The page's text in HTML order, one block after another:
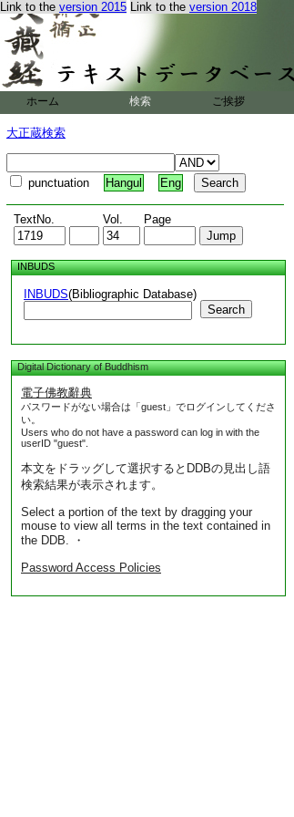
Link to the version 2015 Link to the version 2018
ホーム 検索 ご挨拶
大正蔵検索
punctuation Hangul Eng
TextNo. Vol. Page
INBUDS
INBUDS(Bibliographic Database)
Search
Digital Dictionary of Buddhism
電子佛教辭典
パスワードがない場合は「guest」でログインしてくださ
い。
Users who do not have a password can log in with the
userID "guest".
本文をドラッグして選択するとDDBの見出し語
検索結果が表示されます。
Select a portion of the text by dragging your
mouse to view all terms in the text contained in
the DDB. ・
Password Access Policies